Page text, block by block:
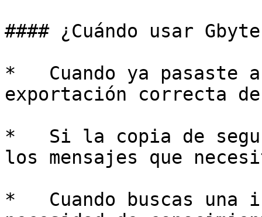
#### ¿Cuándo usar
*   Cuando ya pasaste
exportación correcta
*   Si la copia de
los mensajes que
*   Cuando buscas